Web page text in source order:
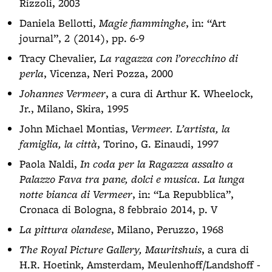
Daniela Bellotti, Magie fiamminghe, in: “Art
journal”, 2 (2014), pp. 6-9
Tracy Chevalier, La ragazza con l’orecchino di
perla, Vicenza, Neri Pozza, 2000
Johannes Vermeer, a cura di Arthur K. Wheelock,
Jr., Milano, Skira, 1995
John Michael Montias, Vermeer. L’artista, la
famiglia, la città, Torino, G. Einaudi, 1997
Paola Naldi, In coda per la Ragazza assalto a
Palazzo Fava tra pane, dolci e musica. La lunga
notte bianca di Vermeer, in: “La Repubblica”,
Cronaca di Bologna, 8 febbraio 2014, p. V
La pittura olandese, Milano, Peruzzo, 1968
The Royal Picture Gallery, Mauritshuis, a cura di
H.R. Hoetink, Amsterdam, Meulenhoff/Landshoff -